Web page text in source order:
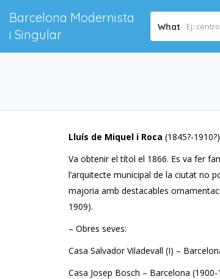
Barcelona Modernista
i Singular
What
Lluís de Miquel i Roca (1845?-
Va obtenir el títol el 1866. Es va fer
l’arquitecte municipal de la ciutat no
majoria amb destacables
1909).
– Obres seves:
Casa Salvador Viladevall (I) –
Casa Josep Bosch – Barcelona (1900-